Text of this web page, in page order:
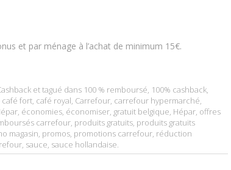
et par ménage à l’achat de minimum 15€.
et tagué dans 100 % remboursé, 100% cashback,
café fort, café royal, Carrefour, carrefour hypermarché,
, économies, économiser, gratuit belgique, Hépar, offres
carrefour, produits gratuits, produits gratuits
magasin, promos, promotions carrefour, réduction
, sauce, sauce hollandaise.